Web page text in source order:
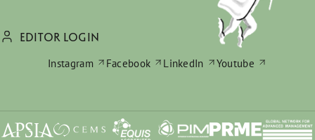
EDITOR LOGIN
Instagram
Facebook LinkedIn Youtube